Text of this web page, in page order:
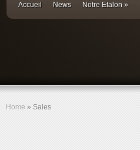
Accueil News Notre Etalon »
Home » Sales